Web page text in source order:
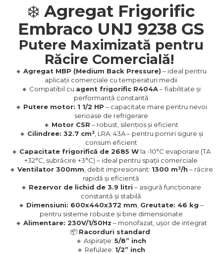
❄️ Agregat Frigorific
Embraco UNJ 9238 GS
Putere Maximizată pentru
Răcire Comercială!
🔸 Agregat MBP (Medium Back Pressure) – ideal pentru
aplicații comerciale cu temperaturi medii
🔸 Compatibil cu agent frigorific R404A– fiabilitate și
performanță constantă
🔸 Putere motor: 1 1/2 HP – capacitate mare pentru nevoi
serioase de refrigerare
🔸 Motor CSR – robust, silențios și eficient
🔸 Cilindree: 32.7 cm³, LRA: 43A – pentru porniri sigure și
consum eficient
🔸 Capacitate frigorifică de 2685 W la -10°C evaporare (TA
+32°C, subrăcire +3°C) – ideal pentru spații comerciale
🔸 Ventilator 300mm , debit impresionant: 1300 m³/h – răcire
rapidă și eficientă
🔸 Rezervor de lichid de 3.9 litri – asigură funcționare
constantă și stabilă
🔸 Dimensiuni: 600x440x372 mm Greutate: 46 kg –
pentru sisteme robuste și bine dimensionate
🔸 Alimentare: 230V/1/50Hz – monofazat, ușor de integrat
📦 Racorduri standard:
🔹 Aspirație: 5/8” inch
🔹 Refulare: 1/2” inch